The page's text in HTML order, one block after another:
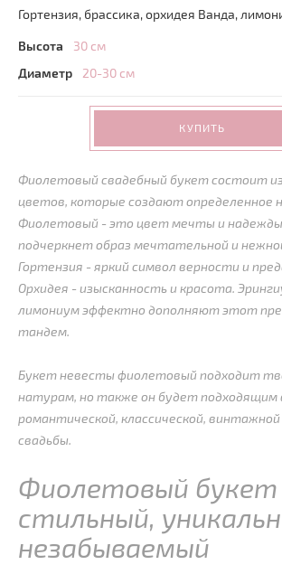
Гортензия, брассика, орхидея Ванда,
Высота
30 см
Диаметр
20-30 см
КУПИТЬ
Фиолетовый свадебный букет состоит из
цветов, которые создают определенное
Фиолетовый - это цвет мечты и
подчеркнет образ мечтательной и
Гортензия - яркий символ верности и
Орхидея - изысканность и красота.
лимониум эффектно дополняют этот
тандем.
Букет невесты фиолетовый подходит
натурам, но также он будет подходящим
романтической, классической,
свадьбы.
Фиолетовый букет
стильный,
незабываемый